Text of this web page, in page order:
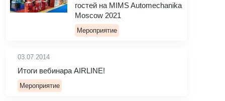
гостей на MIMS Automechanika
Moscow 2021
Мероприятие
03.07.2014
Итоги вебинара AIRLINE!
Мероприятие